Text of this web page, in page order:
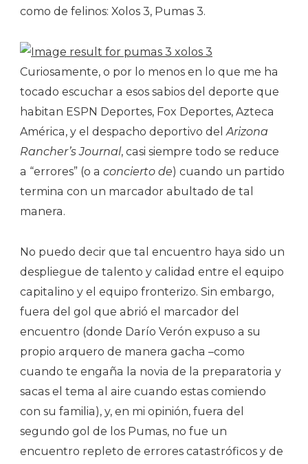
como de felinos: Xolos 3, Pumas 3.
Curiosamente, o por lo menos en lo que me ha
tocado escuchar a esos sabios del deporte que
habitan ESPN Deportes, Fox Deportes, Azteca
América, y el despacho deportivo delArizona
Rancher’s Journal, casi siempre todo se reduce
a “errores” (o a concierto de) cuando un partido
termina con un marcador abultado de tal
manera.
No puedo decir que tal encuentro haya sido un
despliegue de talento y calidad entre el equipo
capitalino y el equipo fronterizo. Sin embargo,
fuera del gol que abrió el marcador del
encuentro (donde Darío Verón expuso a su
propio arquero de manera gacha –como
cuando te engaña la novia de la preparatoria y
sacas el tema al aire cuando estas comiendo
con su familia), y, en mi opinión, fuera del
segundo gol de los Pumas, no fue un
encuentro repleto de errores catastróficos y de